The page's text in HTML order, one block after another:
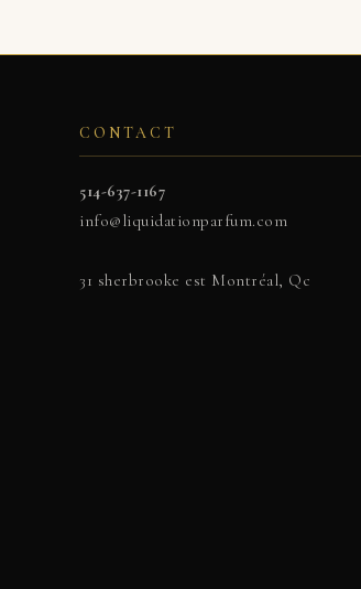
CONTACT
514-637-1167
info@liquidationparfum.com
31 sherbrooke est Montréal, Qc